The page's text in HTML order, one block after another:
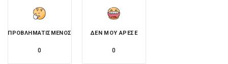
ΠΡΟΒΛΗΜΑΤΙΣΜΈΝΟΣ
0
ΔΕΝ ΜΟΥ ΆΡΕΣΕ
0